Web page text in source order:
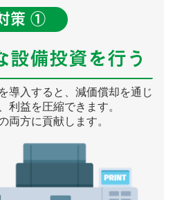
策 ①
設備投資を行う
導入すると、減価償却を通じ
利益を圧縮できます。
両方に貢献します。